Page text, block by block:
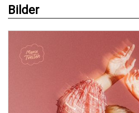
Bilder